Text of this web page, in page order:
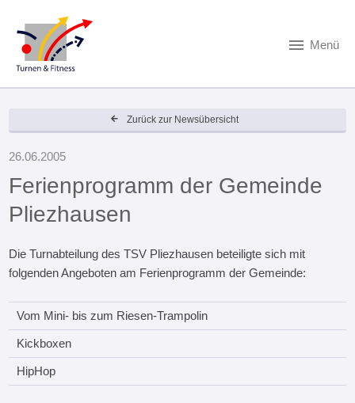
Menü
Zurück zur Newsübersicht
26.06.2005
Ferienprogramm der Gemeinde
Pliezhausen
Die Turnabteilung des TSV Pliezhausen beteiligte sich mit
folgenden Angeboten am Ferienprogramm der Gemeinde:
Vom Mini- bis zum Riesen-Trampolin
Kickboxen
HipHop